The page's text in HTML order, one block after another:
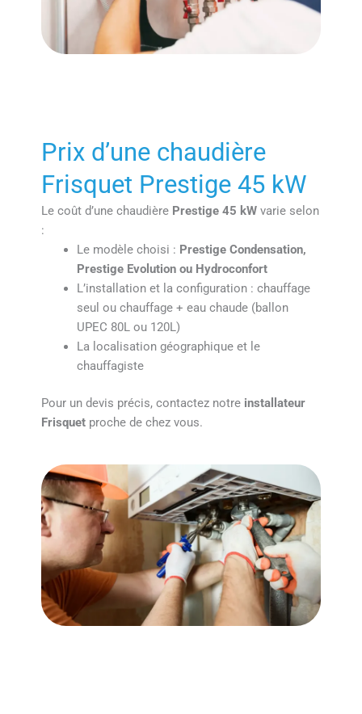
Prix d’une chaudière
Frisquet Prestige 45 kW
Le coût d’une chaudière Prestige 45 kW varie selon
:
Le modèle choisi : Prestige Condensation,
Prestige Evolution ou Hydroconfort
L’installation et la configuration : chauffage
seul ou chauffage + eau chaude (ballon
UPEC 80L ou 120L)
La localisation géographique et le
chauffagiste
Pour un devis précis, contactez notre installateur
Frisquet proche de chez vous.